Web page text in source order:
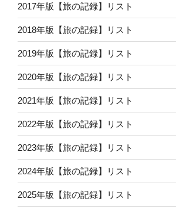
2017年版【旅の記録】リスト
2018年版【旅の記録】リスト
2019年版【旅の記録】リスト
2020年版【旅の記録】リスト
2021年版【旅の記録】リスト
2022年版【旅の記録】リスト
2023年版【旅の記録】リスト
2024年版【旅の記録】リスト
2025年版【旅の記録】リスト